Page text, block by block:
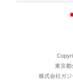
東京都
株式会社ガ